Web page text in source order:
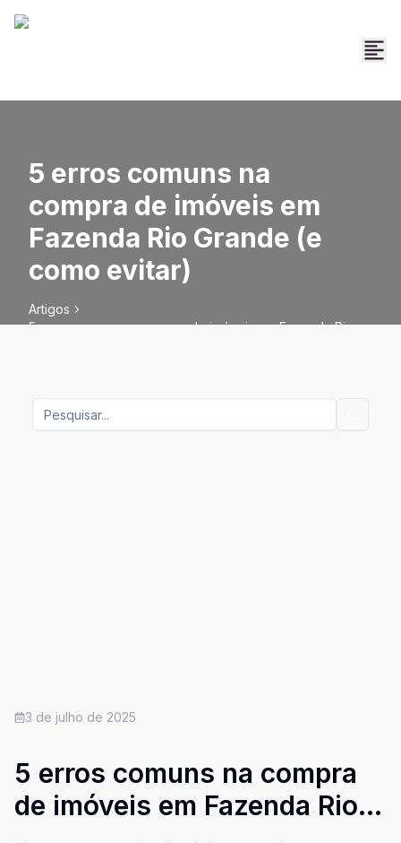
5 erros comuns na
compra de imóveis em
Fazenda Rio Grande (e
como evitar)
Artigos
5 erros comuns na compra de imóveis em Fazenda Rio
3 de julho de 2025
5 erros comuns na compra
de imóveis em Fazenda Rio